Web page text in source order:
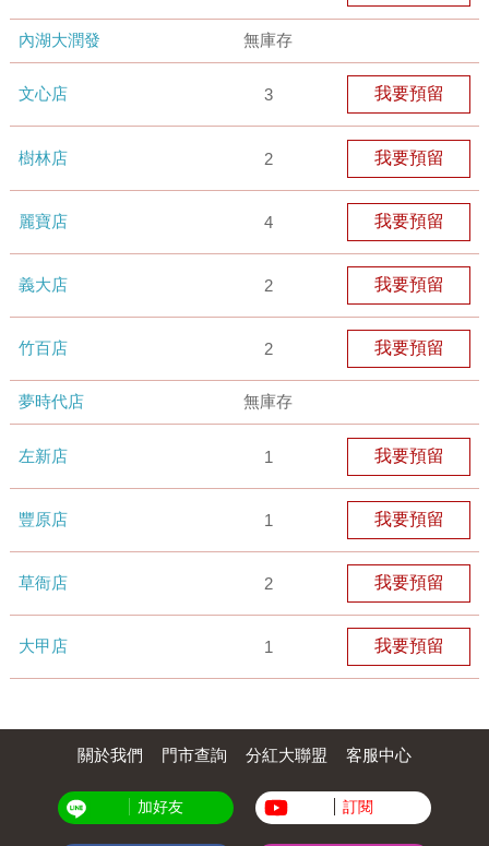
內湖大潤發 無庫存
文心店 3 我要預留
樹林店 2 我要預留
麗寶店 4 我要預留
義大店 2 我要預留
竹百店 2 我要預留
夢時代店 無庫存
左新店 1 我要預留
豐原店 1 我要預留
草衙店 2 我要預留
大甲店 1 我要預留
關於我們 門市查詢 分紅大聯盟 客服中心
加好友 訂閱